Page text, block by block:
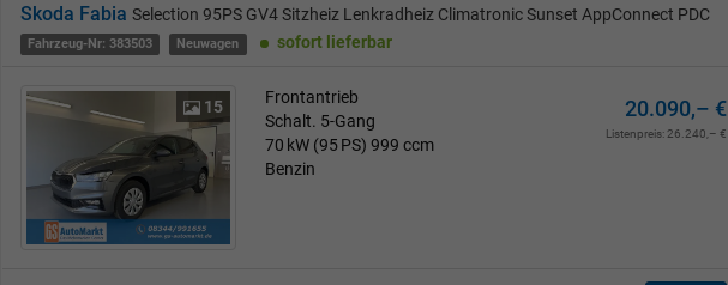
Skoda Fabia Selection 95PS GV4 Sitzheiz Lenkradheiz Climatronic Sunset AppConnect PDC
Fahrzeug-Nr: 383503 Neuwagen sofort lieferbar
15
Frontantrieb
Schalt. 5-Gang
70 kW (95 PS) 999 ccm
Benzin
20.090,– €
Listenpreis: 26.240,– €